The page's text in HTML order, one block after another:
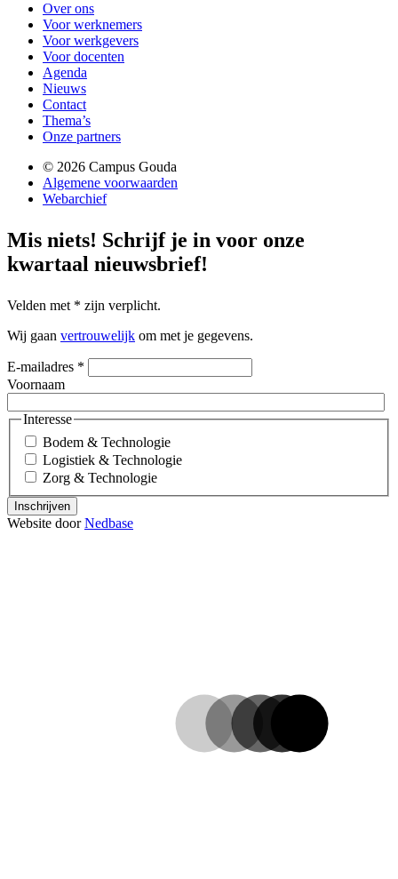
Over ons
Voor werknemers
Voor werkgevers
Voor docenten
Agenda
Nieuws
Contact
Thema’s
Onze partners
© 2026 Campus Gouda
Algemene voorwaarden
Webarchief
Mis niets! Schrijf je in voor onze
kwartaal nieuwsbrief!
Velden met * zijn verplicht.
Wij gaan vertrouwelijk om met je gegevens.
E-mailadres *
Voornaam
Interesse
Bodem & Technologie
Logistiek & Technologie
Zorg & Technologie
Inschrijven
Website doorNedbase